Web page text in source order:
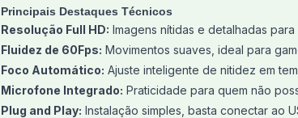
Principais Destaques Técnicos
Resolução Full HD: Imagens nítidas e detalhadas
Fluidez de 60Fps: Movimentos suaves, ideal para
Foco Automático: Ajuste inteligente de nitidez em
Microfone Integrado: Praticidade para quem não
Plug and Play: Instalação simples, basta conectar ao